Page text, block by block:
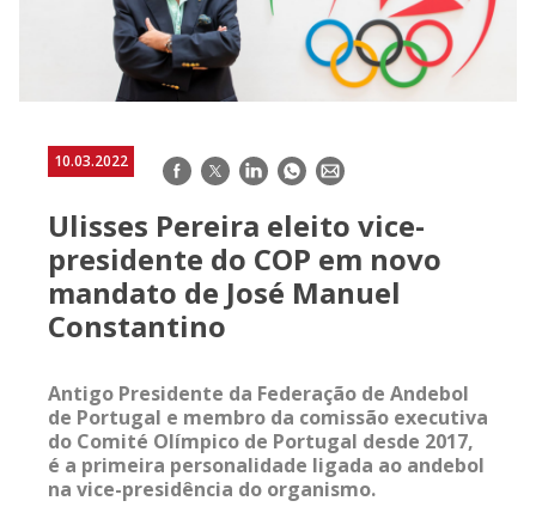
10.03.2022 Facebook
TwitterLinkedInWhatsApp
E-
Ulisses Pereira eleito vice-
presidente do COP em novo
mandato de José Manuel
Constantino
Antigo Presidente da Federação de Andebol
de Portugal e membro da comissão executiva
do Comité Olímpico de Portugal desde 2017,
é a primeira personalidade ligada ao andebol
na vice-presidência do organismo.